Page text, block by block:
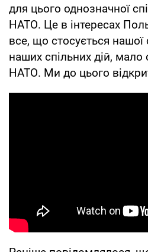
для цього однозначної
НАТО. Це в інтересах
все, що стосується нашої
наших спільних дій, мало
НАТО. Ми до цього